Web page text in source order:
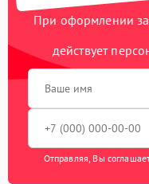
При оформлении
действует
Отправляя, Вы